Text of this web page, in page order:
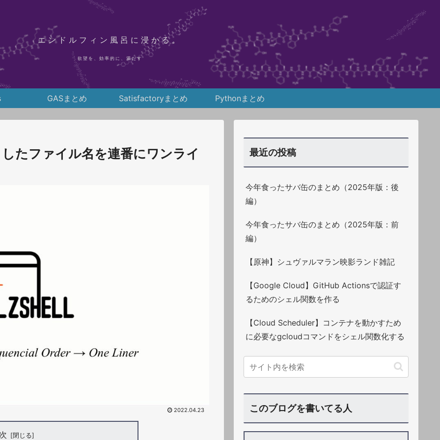
エンドルフィン風呂に浸かる。
欲望を、効率的に、満たす
GASまとめ Satisfactoryまとめ Pythonまとめ
たファイル名を連番にワンライ
2022.04.23
最近の投稿
今年食ったサバ缶のまとめ（2025年版：後
編）
今年食ったサバ缶のまとめ（2025年版：前
編）
【原神】シュヴァルマラン映影ランド雑記
【Google Cloud】GitHub Actionsで認証す
るためのシェル関数を作る
【Cloud Scheduler】コンテナを動かすため
に必要なgcloudコマンドをシェル関数化する
このブログを書いてる人